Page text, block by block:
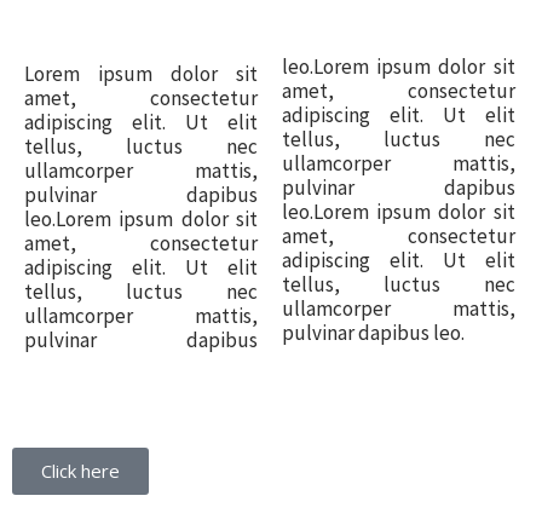
Lorem ipsum dolor sit
amet, consectetur
adipiscing elit. Ut elit
tellus, luctus nec
ullamcorper mattis,
pulvinar dapibus
leo.Lorem ipsum dolor sit
amet, consectetur
adipiscing elit. Ut elit
tellus, luctus nec
ullamcorper mattis,
pulvinar dapibus
leo.Lorem ipsum dolor sit
amet, consectetur
adipiscing elit. Ut elit
tellus, luctus nec
ullamcorper mattis,
pulvinar dapibus
leo.Lorem ipsum dolor sit
amet, consectetur
adipiscing elit. Ut elit
tellus, luctus nec
ullamcorper mattis,
pulvinar dapibus leo.
Click here